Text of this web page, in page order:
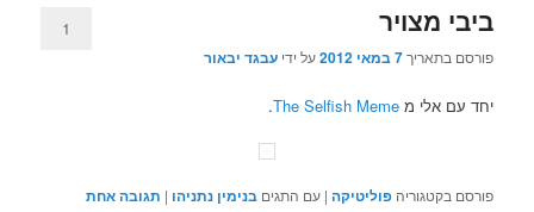
ביבי מצויר
פורסם בתאריך7 במאי 2012 על ידיעבגד יבאור
1
יחד עם אלי מThe Selfish Meme
.
פורסם בקטגוריה פוליטיקה |עם התגים בנימין נתניהו | תגובהאחת